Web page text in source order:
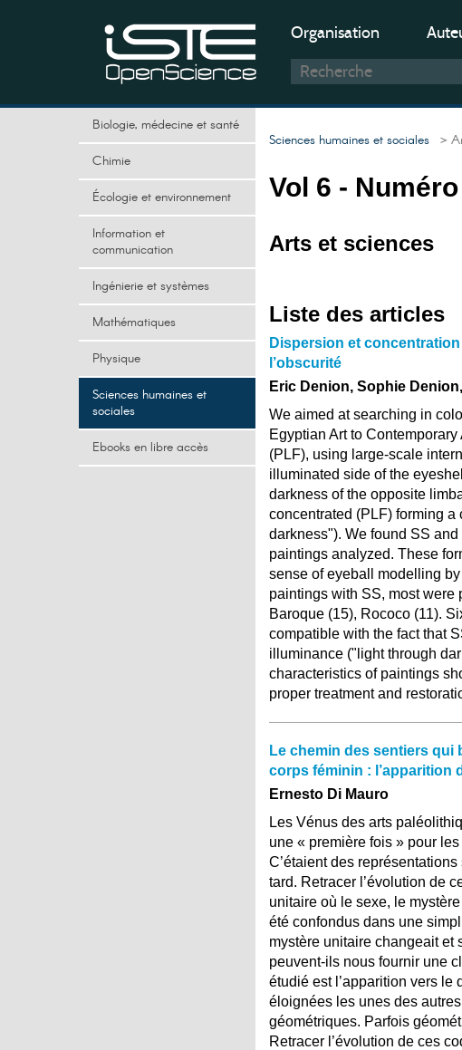
Organisation
Biologie, médecine et santé
Chimie
Écologie et environnement
Information et
communication
Ingénierie et systèmes
Mathématiques
Physique
Sciences humaines et
sociales
Ebooks en libre accès
Sciences humaines et sociales >
Vol 6 -
Arts et sciences
Liste des articles
Dispersion et
l’obscurité
Eric Denion, Sophie
We aimed at searching in
Egyptian Art to
(PLF), using large-scale
illuminated side of the
darkness of the opposite
concentrated (PLF) forming
darkness"). We found SS
paintings analyzed. These
sense of eyeball modelling
paintings with SS, most
Baroque (15), Rococo (11).
compatible with the fact that
illuminance ("light through
characteristics of paintings
proper treatment and
Le chemin des sentiers
corps féminin : l’apparition
Ernesto Di Mauro
Les Vénus des arts
une « première fois » pour
C’étaient des
tard. Retracer l’évolution de
unitaire où le sexe, le
été confondus dans une
mystère unitaire changeait et
peuvent-ils nous fournir une
étudié est l’apparition vers le
éloignées les unes des
géométriques. Parfois
Retracer l’évolution de ces